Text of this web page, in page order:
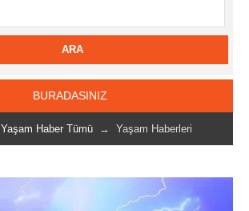
BURADASINIZ
Yaşam Haber Tümü→ Yaşam Haberleri